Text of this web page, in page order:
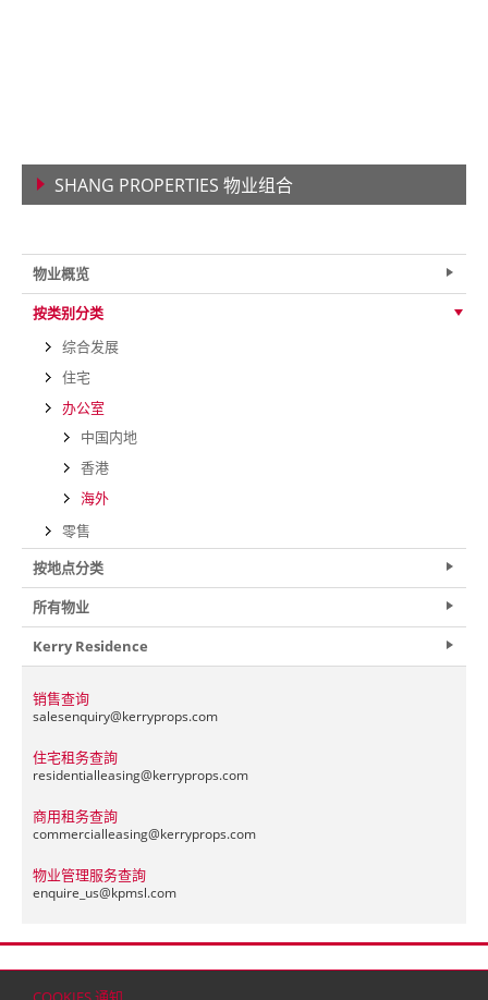
SHANG PROPERTIES 物业组合
物业概览
按类别分类
综合发展
住宅
办公室
中国内地
香港
海外
零售
按地点分类
所有物业
Kerry Residence
销售查询
salesenquiry@kerryprops.com
住宅租务查詢
residentialleasing@kerryprops.com
商用租务查詢
commercialleasing@kerryprops.com
物业管理服务查詢
enquire_us@kpmsl.com